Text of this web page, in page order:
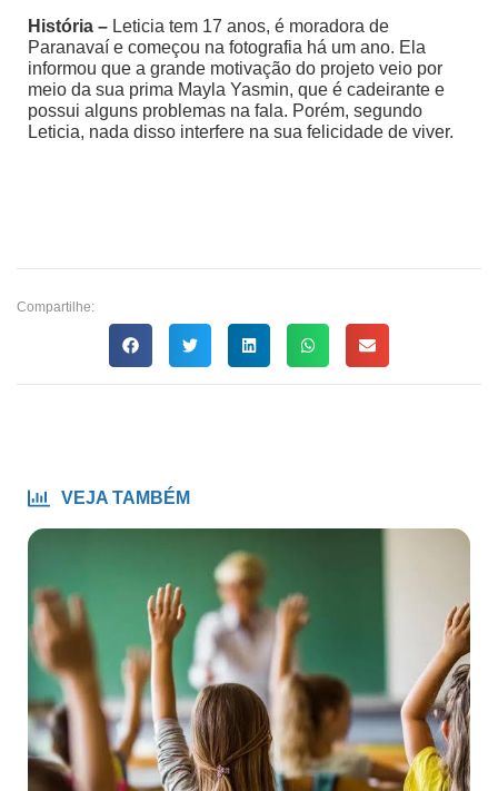
História – Leticia tem 17 anos, é moradora de
Paranavaí e começou na fotografia há um ano. Ela
informou que a grande motivação do projeto veio por
meio da sua prima Mayla Yasmin, que é cadeirante e
possui alguns problemas na fala. Porém, segundo
Leticia, nada disso interfere na sua felicidade de viver.
Compartilhe:
VEJA TAMBÉM